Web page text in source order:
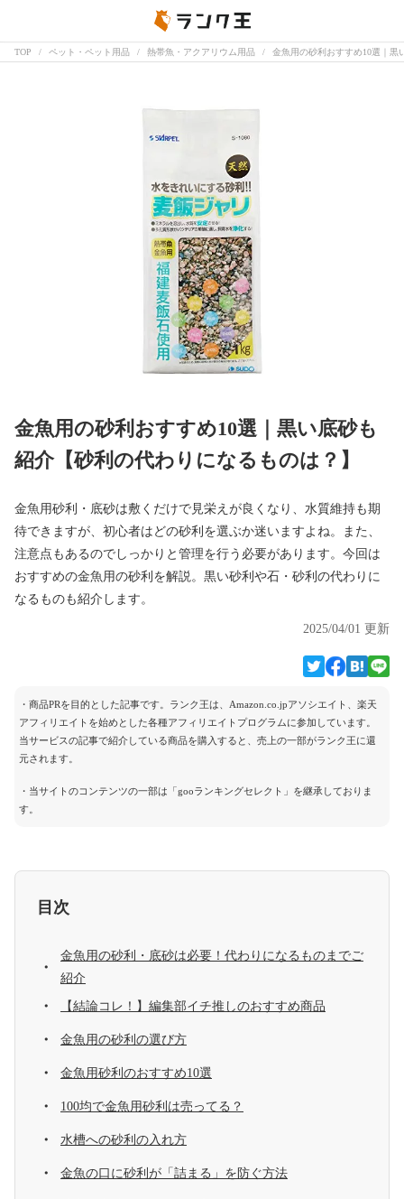
TOP ペット・ペット用品 熱帯魚・アクアリウム用品 金魚用の砂利おすすめ10選｜黒
金魚用の砂利おすすめ10選｜黒い底砂も
紹介【砂利の代わりになるものは？】
金魚用砂利・底砂は敷くだけで見栄えが良くなり、水質維持も期
待できますが、初心者はどの砂利を選ぶか迷いますよね。また、
注意点もあるのでしっかりと管理を行う必要があります。今回は
おすすめの金魚用の砂利を解説。黒い砂利や石・砂利の代わりに
なるものも紹介します。
2025/04/01 更新
・商品PRを目的とした記事です。ランク王は、Amazon.co.jpアソシエイト、楽天
アフィリエイトを始めとした各種アフィリエイトプログラムに参加しています。
当サービスの記事で紹介している商品を購入すると、売上の一部がランク王に還
元されます。
・当サイトのコンテンツの一部は「gooランキングセレクト」を継承しておりま
す。
目次
金魚用の砂利・底砂は必要！代わりになるものまでご
紹介
【結論コレ！】編集部イチ推しのおすすめ商品
金魚用の砂利の選び方
金魚用砂利のおすすめ10選
100均で金魚用砂利は売ってる？
水槽への砂利の入れ方
金魚の口に砂利が「詰まる」を防ぐ方法